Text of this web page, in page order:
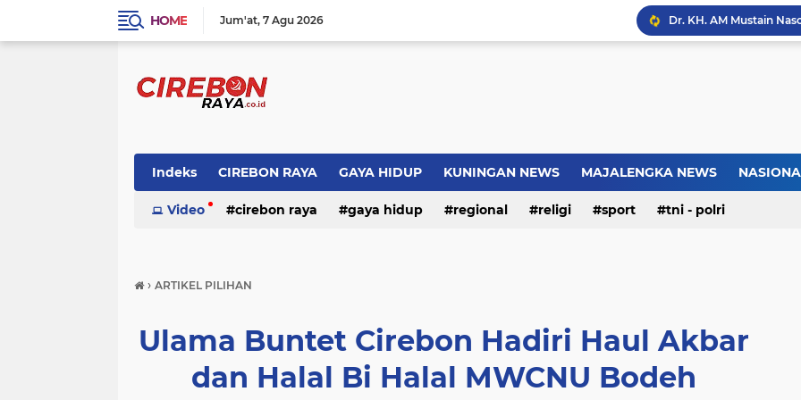
HOME Jum'at 7 Agu 2026
Warga Somogede
Indeks CIREBON RAYA GAYA HIDUP KUNINGAN NEWS MAJALENGKA NEWS
Video cirebon raya gaya hidup regional religi sport tni - polri
› ARTIKEL PILIHAN
Ulama Buntet Cirebon Hadiri Haul Akbar
dan Halal Bi Halal MWCNU Bodeh